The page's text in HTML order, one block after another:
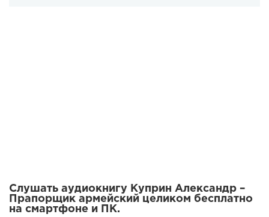
Слушать аудиокнигу Куприн Александр –
Прапорщик армейский целиком бесплатно
на смартфоне и ПК.